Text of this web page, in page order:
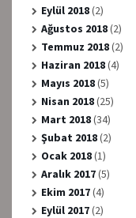
Eylül 2018(2)
Ağustos 2018(2)
Temmuz 2018(2)
Haziran 2018(4)
Mayıs 2018(5)
Nisan 2018(25)
Mart 2018(34)
Şubat 2018(2)
Ocak 2018(1)
Aralık 2017(5)
Ekim 2017(4)
Eylül 2017(2)